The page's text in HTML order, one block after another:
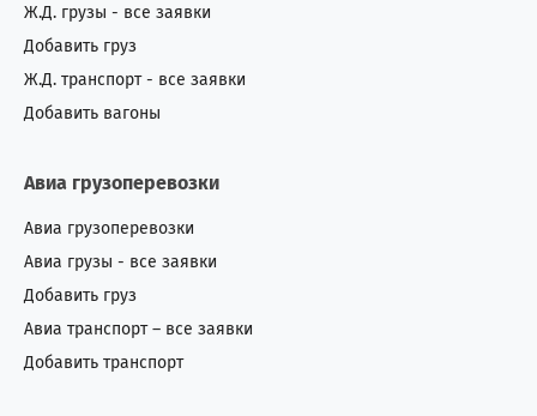
Ж.Д. грузы - все заявки
Добавить груз
Ж.Д. транспорт - все заявки
Добавить вагоны
Авиа грузоперевозки
Авиа грузоперевозки
Авиа грузы - все заявки
Добавить груз
Авиа транспорт – все заявки
Добавить транспорт